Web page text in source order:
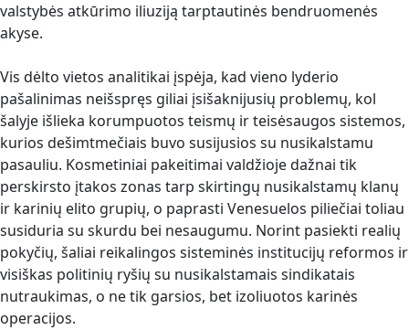
valstybės atkūrimo iliuziją tarptautinės bendruomenės
akyse.
Vis dėlto vietos analitikai įspėja, kad vieno lyderio
pašalinimas neišspręs giliai įsišaknijusių problemų, kol
šalyje išlieka korumpuotos teismų ir teisėsaugos sistemos,
kurios dešimtmečiais buvo susijusios su nusikalstamu
pasauliu. Kosmetiniai pakeitimai valdžioje dažnai tik
perskirsto įtakos zonas tarp skirtingų nusikalstamų klanų
ir karinių elito grupių, o paprasti Venesuelos piliečiai toliau
susiduria su skurdu bei nesaugumu. Norint pasiekti realių
pokyčių, šaliai reikalingos sisteminės institucijų reformos ir
visiškas politinių ryšių su nusikalstamais sindikatais
nutraukimas, o ne tik garsios, bet izoliuotos karinės
operacijos.